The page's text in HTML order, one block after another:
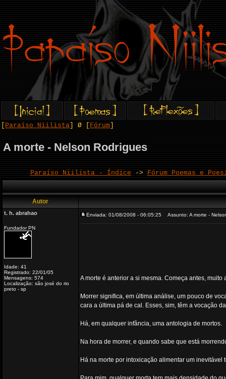
Paraíso Niilista ] Ø [ Fórum
A morte - Nelson Rodrigues
Paraíso Niilista - Índice -> Fórum Poemas e
Autor
t. h. abrahao
Fundador PN
Idade: 41
Registrado: 22/01/05
Mensagens: 574
Localização: são josé do rio
preto - sp
Enviada: 01/08/2008 - 06:05:25 Assunto: A morte -
A morte é anterior a si mesma. Começa antes,
Morrer significa, em última análise, um pouco de
cara a última pá de cal. Esses, sim, têm a vocação
Há, em qualquer infância, uma antologia de mortos.
Na hora de morrer, e quando sabe que está
Há na morte por intoxicação alimentar um